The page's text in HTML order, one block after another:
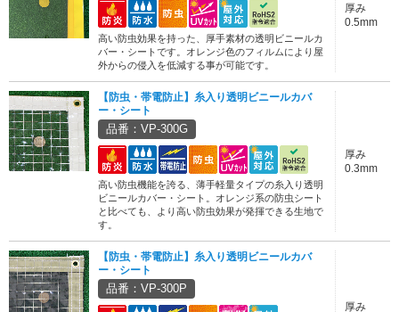
高い防虫効果を持った、厚手素材の透明ビニールカ
バー・シートです。オレンジ色のフィルムにより屋
外からの侵入を低減する事が可能です。
厚み
0.5mm
【防虫・帯電防止】糸入り透明ビニールカバ
ー・シート
品番：VP-300G
高い防虫機能を誇る、薄手軽量タイプの糸入り透明
ビニールカバー・シート。オレンジ系の防虫シート
と比べても、より高い防虫効果が発揮できる生地で
す。
厚み
0.3mm
【防虫・帯電防止】糸入り透明ビニールカバ
ー・シート
品番：VP-300P
厚み